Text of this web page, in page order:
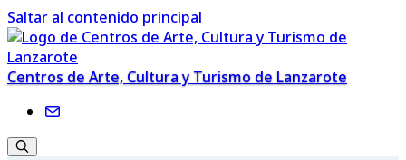
Saltar al contenido principal
Centros de Arte, Cultura y Turismo de Lanzarote